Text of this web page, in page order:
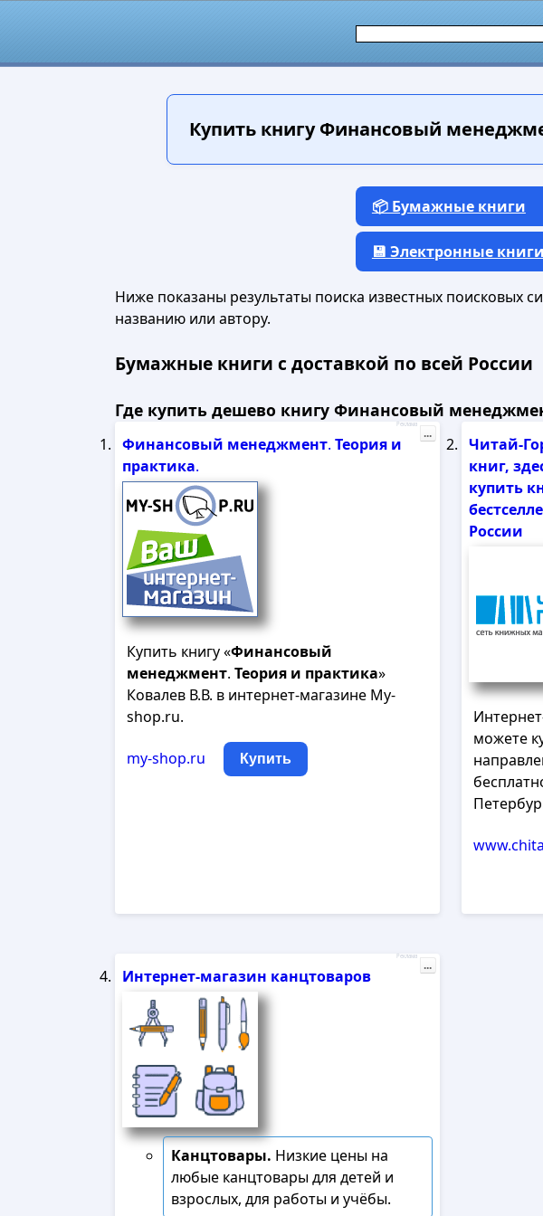
Купить книгуФинансовый
📦 Бумажные книги
💾 Электронные книги
Ниже показаны результаты поиска известных поисковых
названию или автору.
Бумажные книги с доставкой по всей России
Где купить дешево книгу Финансовый
Финансовый менеджмент. Теория и
практика.
Купить книгу «Финансовый
менеджмент. Теория и практика»
Ковалев В.В. в интернет-магазине My-
shop.ru.
my-shop.ru Купить
Реклама
...
Читай-
книг,
купить
России
можете
Интернет-магазин канцтоваров
Канцтовары. Низкие цены на
любые канцтовары для детей и
взрослых, для работы и учёбы.
Реклама
...